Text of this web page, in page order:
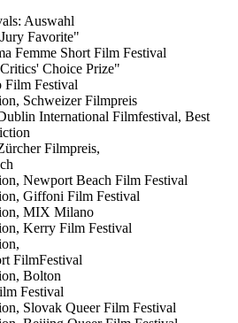
Auswahl
Favorite"
Femme Short Film Festival
Choice Prize"
Film Festival
Schweizer Filmpreis
International Filmfestival, Best
Filmpreis,
Newport Beach Film Festival
Giffoni Film Festival
MIX Milano
Kerry Film Festival
FilmFestival
Bolton
Festival
Slovak Queer Film Festival